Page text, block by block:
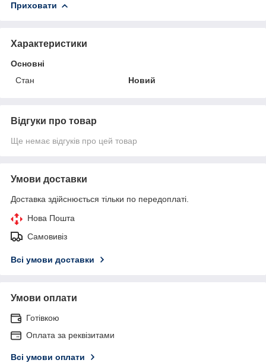
Приховати
Характеристики
Основні
Стан
Новий
Відгуки про товар
Ще немає відгуків про цей товар
Умови доставки
Доставка здійснюється тільки по передоплаті.
Нова Пошта
Самовивіз
Всі умови доставки
Умови оплати
Готівкою
Оплата за реквізитами
Всі умови оплати